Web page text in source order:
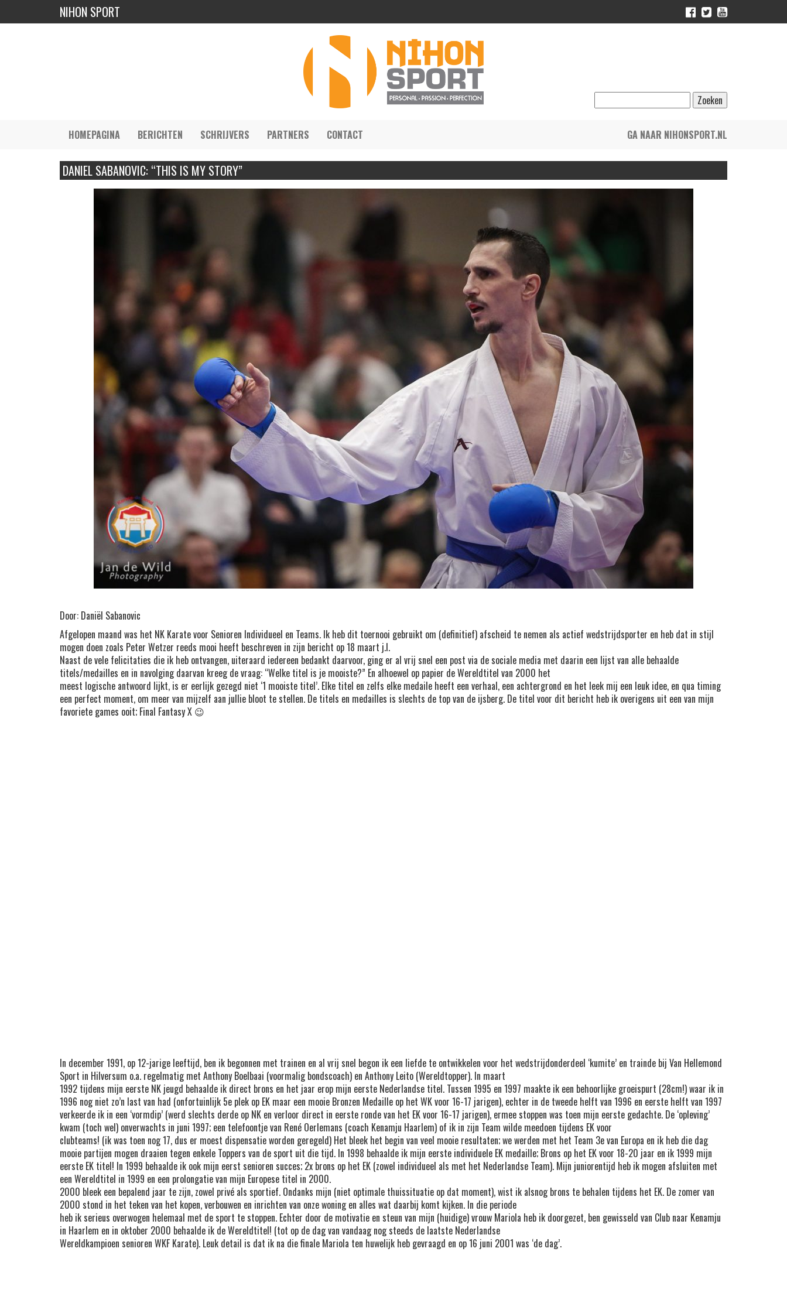
NIHON SPORT
HOMEPAGINA BERICHTEN SCHRIJVERS PARTNERS CONTACT GA NAAR NIHONSPORT.NL
DANIEL SABANOVIC: “THIS IS MY STORY”
Door: Daniël Sabanovic
Afgelopen maand was het NK Karate voor Senioren Individueel en Teams. Ik heb dit toernooi gebruikt om (definitief) afscheid te nemen als actief wedstrijdsporter en heb dat in stijl
mogen doen zoals Peter Wetzer reeds mooi heeft beschreven in zijn bericht op 18 maart j.l.
Naast de vele felicitaties die ik heb ontvangen, uiteraard iedereen bedankt daarvoor, ging er al vrij snel een post via de sociale media met daarin een lijst van alle behaalde
titels/medailles en in navolging daarvan kreeg de vraag: “Welke titel is je mooiste?” En alhoewel op papier de Wereldtitel van 2000 het
meest logische antwoord lijkt, is er eerlijk gezegd niet ‘1 mooiste titel’. Elke titel en zelfs elke medaile heeft een verhaal, een achtergrond en het leek mij een leuk idee, en qua timing
een perfect moment, om meer van mijzelf aan jullie bloot te stellen. De titels en medailles is slechts de top van de ijsberg. De titel voor dit bericht heb ik overigens uit een van mijn
favoriete games ooit; Final Fantasy X 😉
In december 1991, op 12-jarige leeftijd, ben ik begonnen met trainen en al vrij snel begon ik een liefde te ontwikkelen voor het wedstrijdonderdeel ‘kumite’ en trainde bij Van Hellemond
Sport in Hilversum o.a. regelmatig met Anthony Boelbaai (voormalig bondscoach) en Anthony Leito (Wereldtopper). In maart
1992 tijdens mijn eerste NK jeugd behaalde ik direct brons en het jaar erop mijn eerste Nederlandse titel. Tussen 1995 en 1997 maakte ik een behoorlijke groeispurt (28cm!) waar ik in
1996 nog niet zo’n last van had (onfortuinlijk 5e plek op EK maar een mooie Bronzen Medaille op het WK voor 16-17 jarigen), echter in de tweede helft van 1996 en eerste helft van 1997
verkeerde ik in een ‘vormdip’ (werd slechts derde op NK en verloor direct in eerste ronde van het EK voor 16-17 jarigen), ermee stoppen was toen mijn eerste gedachte. De ‘opleving’
kwam (toch wel) onverwachts in juni 1997; een telefoontje van René Oerlemans (coach Kenamju Haarlem) of ik in zijn Team wilde meedoen tijdens EK voor
clubteams! (ik was toen nog 17, dus er moest dispensatie worden geregeld) Het bleek het begin van veel mooie resultaten; we werden met het Team 3e van Europa en ik heb die dag
mooie partijen mogen draaien tegen enkele Toppers van de sport uit die tijd. In 1998 behaalde ik mijn eerste individuele EK medaille; Brons op het EK voor 18-20 jaar en ik 1999 mijn
eerste EK titel! In 1999 behaalde ik ook mijn eerst senioren succes; 2x brons op het EK (zowel individueel als met het Nederlandse Team). Mijn juniorentijd heb ik mogen afsluiten met
een Wereldtitel in 1999 en een prolongatie van mijn Europese titel in 2000.
2000 bleek een bepalend jaar te zijn, zowel privé als sportief. Ondanks mijn (niet optimale thuissituatie op dat moment), wist ik alsnog brons te behalen tijdens het EK. De zomer van
2000 stond in het teken van het kopen, verbouwen en inrichten van onze woning en alles wat daarbij komt kijken. In die periode
heb ik serieus overwogen helemaal met de sport te stoppen. Echter door de motivatie en steun van mijn (huidige) vrouw Mariola heb ik doorgezet, ben gewisseld van Club naar Kenamju
in Haarlem en in oktober 2000 behaalde ik de Wereldtitel! (tot op de dag van vandaag nog steeds de laatste Nederlandse
Wereldkampioen senioren WKF Karate). Leuk detail is dat ik na die finale Mariola ten huwelijk heb gevraagd en op 16 juni 2001 was ‘de dag’.